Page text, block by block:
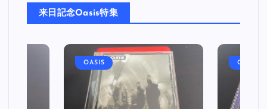
来日記念Oasis特集
OASIS OASIS